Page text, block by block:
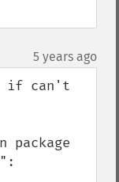
5 years ago
if can't
package